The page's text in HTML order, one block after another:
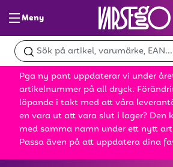
Meny
Glass & slush
Dryck
Snacks
Mat
Pga ny pant uppdaterar vi under
artikelnummer på all dryck.
löpande i takt med att våra
en vara ut att vara slut i lager? Den
med samma namn under ett nytt
Passa även på att uppdatera dina